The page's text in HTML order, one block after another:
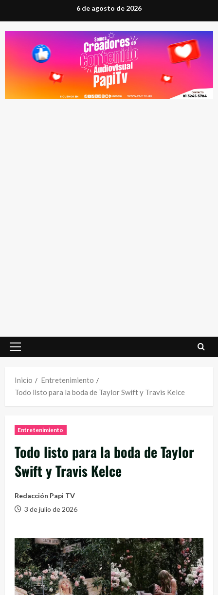
al
contenido
6 de agosto de 2026
Menú
Inicio
Entretenimiento
Todo listo para la boda de Taylor Swift y Travis Kelce
Entretenimiento
Todo listo para la boda de Taylor
Swift y Travis Kelce
Redacción Papi TV
3 de julio de 2026